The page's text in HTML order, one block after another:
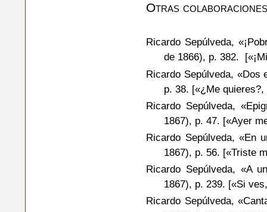
Otras
Ricardo Sepúlveda,
de 1866), p. 382.
Ricardo Sepúlveda, «Dos
p. 38. [«¿Me
Ricardo Sepúlveda,
1867), p. 47. [«Ayer
Ricardo Sepúlveda, «En
1867), p. 56. [«Triste
Ricardo Sepúlveda, «A
1867), p. 239. [«Si
Ricardo Sepúlveda,